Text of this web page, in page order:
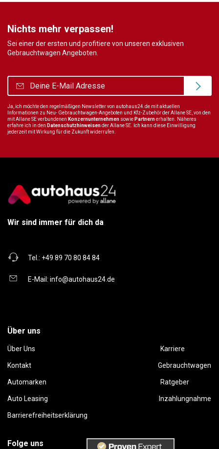
Nichts mehr verpassen!
Sei einer der ersten und profitiere von unseren exklusiven
Gebrauchtwagen Angeboten.
Ja, ich möchte den regelmäßigen Newsletter von autohaus24.de mit aktuellen
Informationen zu Neu- Gebrauchtwagen-Angeboten und Kfz-Zubehör der Allane SE, von den
mit Allane SE verbundenen Konzernunternehmen sowie Partnernerhalten. Näheres
erfahre ich in den Datenschutzhinweisender Allane SE. Ich kann diese Einwilligung
jederzeit mit Wirkung für die Zukunft widerrufen.
Wir sind immer für dich da
Tel.: +49 89 70 80 84 84
E-Mail: info@autohaus24.de
Über uns
Über Uns Karriere
Kontakt Gebrauchtwagen
Automarken Ratgeber
Auto Leasing Inzahlungnahme
Barrierefreiheitserklärung
Folge uns